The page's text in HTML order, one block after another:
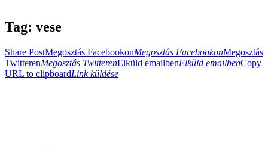
Tag: vese
Share PostMegosztás FacebookonMegosztás FacebookonMegosztás
TwitterenMegosztás TwitterenElküld emailbenElküld emailbenCopy
URL to clipboardLink küldése